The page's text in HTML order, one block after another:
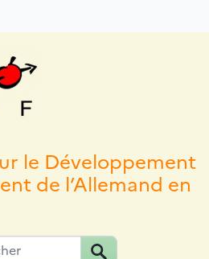
le Développement
de l’Allemand en